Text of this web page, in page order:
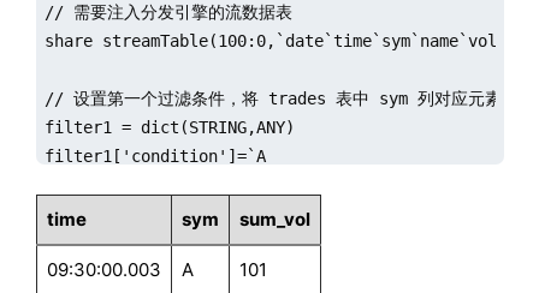
ds_or = replayDS(sqlObj=<select * from
ds = replayDS(sqlObj=<select * from loadTable(db,
share streamTable(100:0,`timestamp`sym`blob`volume,
share
share streamTable(100:0,
share streamTable(100:0,
// 需要注入分发引擎的流数据表
share
// 设置第一个过滤条件，将 trades 表中 sym 列对应元素
filter1 = dict(STRING,ANY)
filter1['condition']=`A
// 设置第二个过滤条件，将 trades 表时间范围在
time sym sum_vol
09:30:00.003 A 101